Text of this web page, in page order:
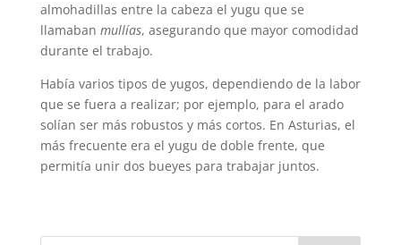
almohadillas entre la cabeza el yugu que se
llamaban mullías, asegurando que mayor comodidad
durante el trabajo.
Había varios tipos de yugos, dependiendo de la labor
que se fuera a realizar; por ejemplo, para el arado
solían ser más robustos y más cortos. En Asturias, el
más frecuente era el yugu de doble frente, que
permitía unir dos bueyes para trabajar juntos.